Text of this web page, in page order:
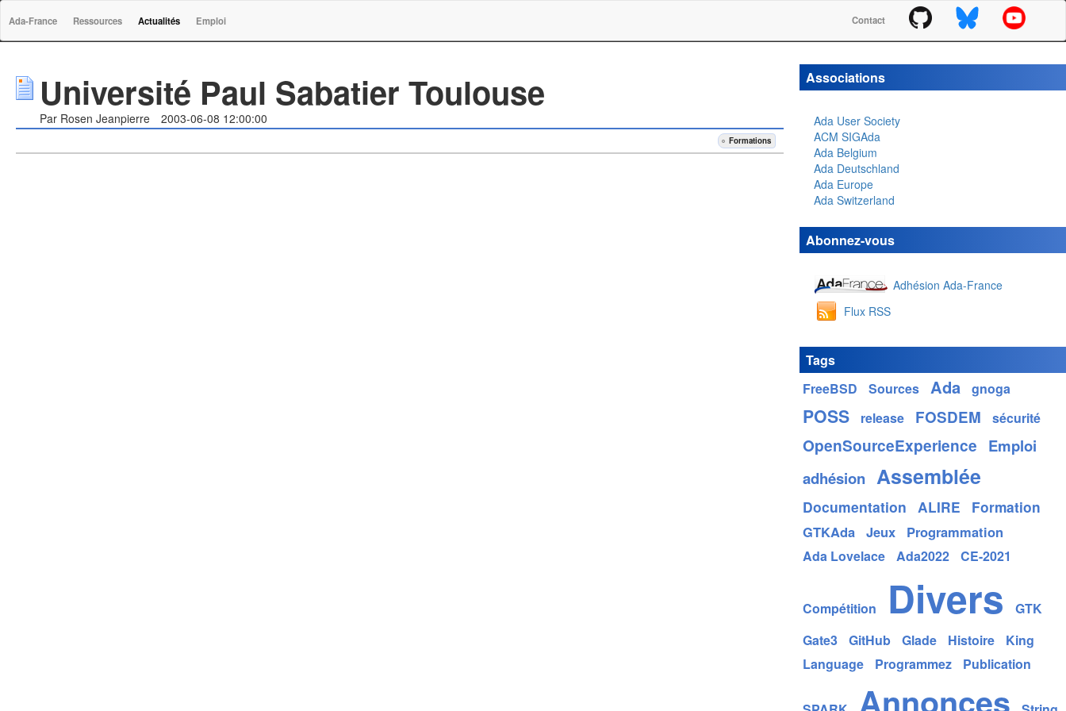
Contact
Ada-France Ressources Actualités Emploi
Université Paul Sabatier Toulouse
Par Rosen Jeanpierre 2003-06-08 12:00:00
Formations
Associations
Ada User Society
ACM SIGAda
Ada Belgium
Ada Deutschland
Ada Europe
Ada Switzerland
Abonnez-vous
Adhésion Ada-France
Flux RSS
Tags
FreeBSD
Sources Ada gnoga
POSS release FOSDEM sécurité
OpenSourceExperience Emploi
adhésion Assemblée
Documentation ALIRE Formation
GTKAda Jeux Programmation
Ada Lovelace Ada2022 CE-2021
Compétition Divers
GTK
Gate3
GitHub Glade Histoire
King
Language
Programmez Publication
Annonces